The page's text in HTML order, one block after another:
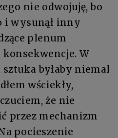
nie odwojuję, bo
i wysunął inny
plenum
W
byłaby niemal
wściekły,
że nie
przez mechanizm
pocieszenie